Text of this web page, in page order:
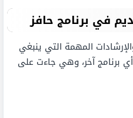
في برنامج حافز
المهمة التي ينبغي
أي برنامج آخر، وهي جاءت على